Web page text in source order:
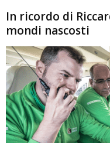
In ricordo di
mondi nascosti